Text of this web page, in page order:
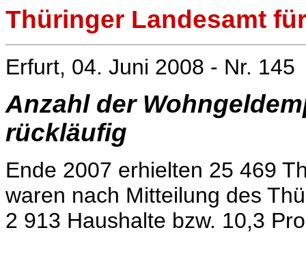
Thüringer Landesamt
Erfurt, 04. Juni 2008 - Nr. 145
Anzahl der
rückläufig
Ende 2007 erhielten 25 469
waren nach Mitteilung des
2 913 Haushalte bzw. 10,3